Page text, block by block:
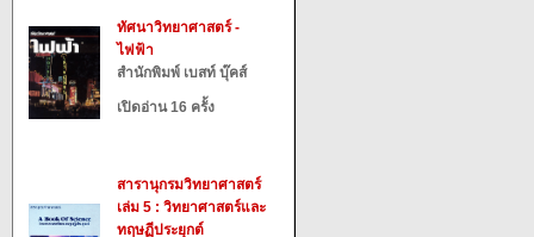
ทัศนาวิทยาศาสตร์ -
ไฟฟ้า
สำนักพิมพ์ เบสท์ บุ๊คส์
เปิดอ่าน 16 ครั้ง
สารานุกรมวิทยาศาสตร์
เล่ม 5 : วิทยาศาสตร์และ
ทฤษฏีประยุกต์